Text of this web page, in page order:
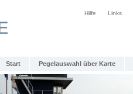
Hilfe Links
Start Pegelauswahl über Karte